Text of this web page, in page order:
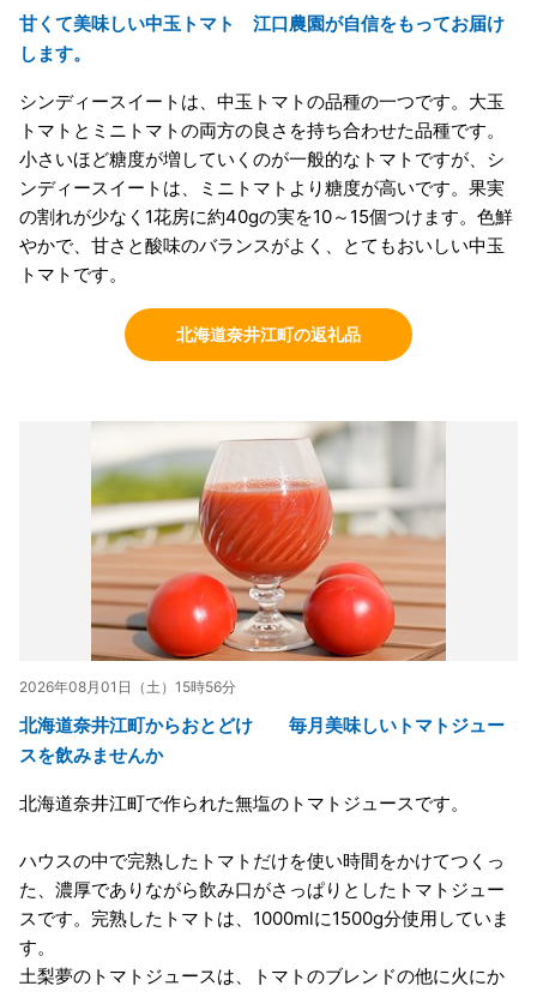
甘くて美味しい中玉トマト 江口農園が自信をもってお届け
します。
シンディースイートは、中玉トマトの品種の一つです。大玉
トマトとミニトマトの両方の良さを持ち合わせた品種です。
小さいほど糖度が増していくのが一般的なトマトですが、シ
ンディースイートは、ミニトマトより糖度が高いです。果実
の割れが少なく1花房に約40gの実を10～15個つけます。色鮮
やかで、甘さと酸味のバランスがよく、とてもおいしい中玉
トマトです。
北海道奈井江町の返礼品
2026年08月01日（土）15時56分
北海道奈井江町からおとどけ 毎月美味しいトマトジュー
スを飲みませんか
北海道奈井江町で作られた無塩のトマトジュースです。
ハウスの中で完熟したトマトだけを使い時間をかけてつくっ
た、濃厚でありながら飲み口がさっぱりとしたトマトジュー
スです。完熟したトマトは、1000mlに1500g分使用していま
す。
土梨夢のトマトジュースは、トマトのブレンドの他に火にか